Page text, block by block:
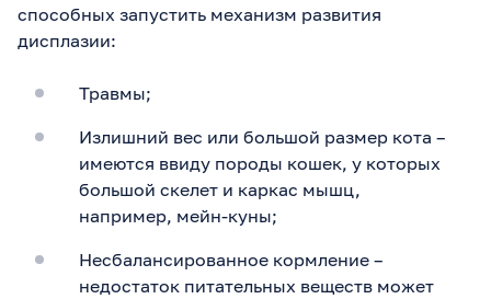
способных запустить механизм развития
дисплазии:
Травмы;
Излишний вес или большой размер кота –
имеются ввиду породы кошек, у которых
большой скелет и каркас мышц,
например, мейн-куны;
Несбалансированное кормление –
недостаток питательных веществ может